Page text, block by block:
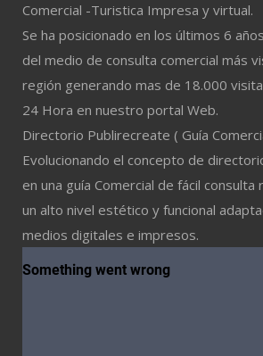
Comercial -Turistica Impresa y virtual.
Se ha posicionado en los últimos 6
del medio de consulta comercial más
región generando mas de 18.000
24 Hora en nuestro portal Web.
Directorio Publirecreate ( Guía
Evolucionando el concepto de
en una guía Comercial de fácil consulta
un alto nivel estético y funcional
medios digitales e impresos.